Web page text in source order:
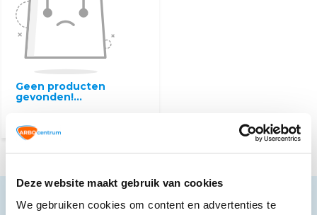
Deze website maakt gebruik van cookies
We gebruiken cookies om content en advertenties te
Geen producten
gevonden!...
Neem contact op